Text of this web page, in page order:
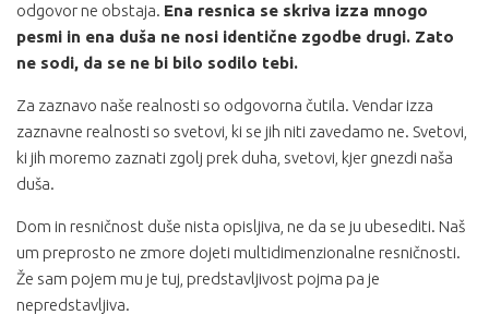
odgovor ne obstaja. Ena resnica se skriva izza mnogo
pesmi in ena duša ne nosi identične zgodbe drugi. Zato
ne sodi, da se ne bi bilo sodilo tebi.
Za zaznavo naše realnosti so odgovorna čutila. Vendar izza
zaznavne realnosti so svetovi, ki se jih niti zavedamo ne. Svetovi,
ki jih moremo zaznati zgolj prek duha, svetovi, kjer gnezdi naša
duša.
Dom in resničnost duše nista opisljiva, ne da se ju ubesediti. Naš
um preprosto ne zmore dojeti multidimenzionalne resničnosti.
Že sam pojem mu je tuj, predstavljivost pojma pa je
nepredstavljiva.